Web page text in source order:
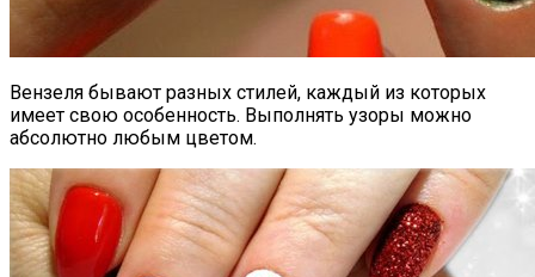
Вензеля бывают разных стилей, каждый из которых
имеет свою особенность. Выполнять узоры можно
абсолютно любым цветом.